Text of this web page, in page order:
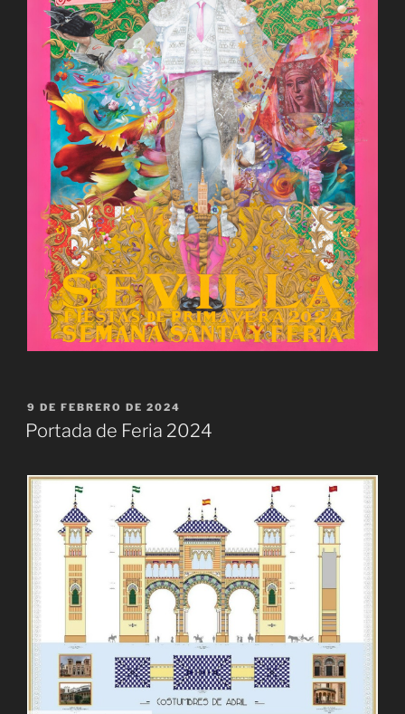
PUBLICADO
EL
9 DE FEBRERO DE 2024
Portada de Feria 2024